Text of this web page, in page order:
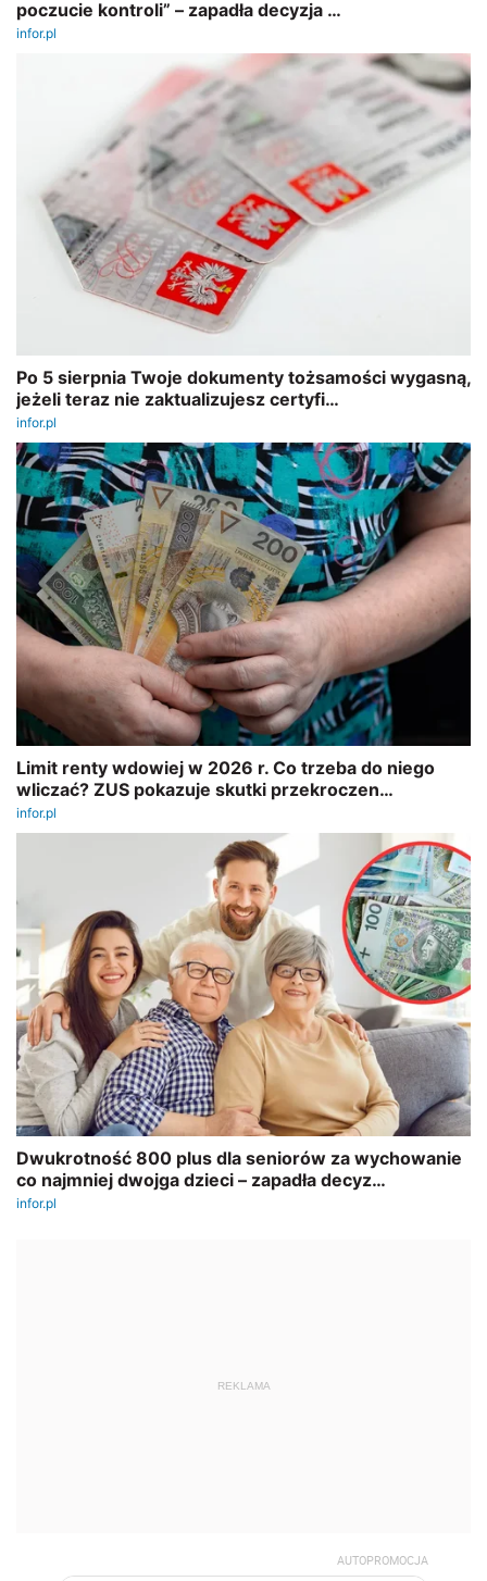
REKLAMA
AUTOPROMOCJA